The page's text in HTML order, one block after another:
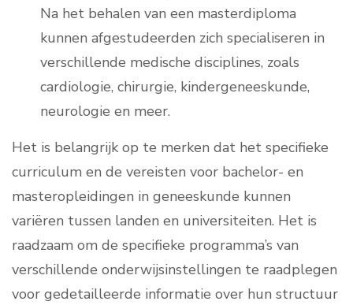
Na het behalen van een masterdiploma
kunnen afgestudeerden zich specialiseren in
verschillende medische disciplines, zoals
cardiologie, chirurgie, kindergeneeskunde,
neurologie en meer.
Het is belangrijk op te merken dat het specifieke
curriculum en de vereisten voor bachelor- en
masteropleidingen in geneeskunde kunnen
variëren tussen landen en universiteiten. Het is
raadzaam om de specifieke programma’s van
verschillende onderwijsinstellingen te raadplegen
voor gedetailleerde informatie over hun structuur